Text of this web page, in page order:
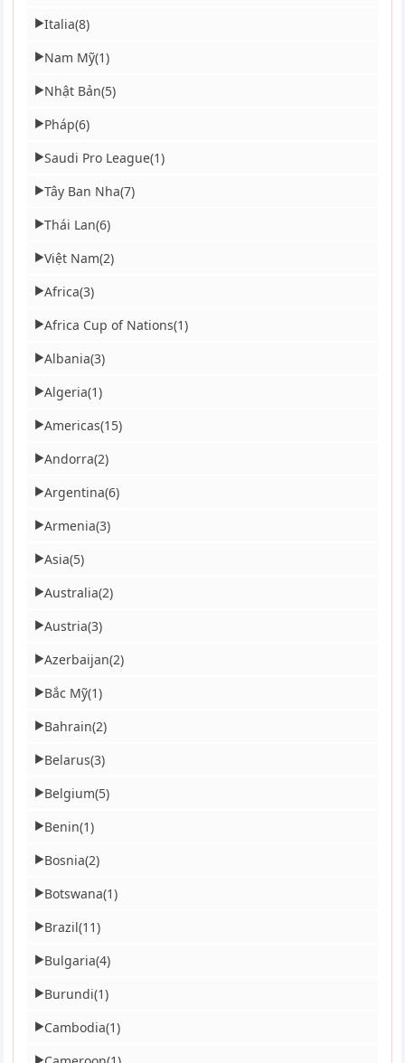
▶Italia(8)
▶Nam Mỹ(1)
▶Nhật Bản(5)
▶Pháp(6)
▶Saudi Pro League(1)
▶Tây Ban Nha(7)
▶Thái Lan(6)
▶Việt Nam(2)
▶Africa(3)
▶Africa Cup of Nations(1)
▶Albania(3)
▶Algeria(1)
▶Americas(15)
▶Andorra(2)
▶Argentina(6)
▶Armenia(3)
▶Asia(5)
▶Australia(2)
▶Austria(3)
▶Azerbaijan(2)
▶Bắc Mỹ(1)
▶Bahrain(2)
▶Belarus(3)
▶Belgium(5)
▶Benin(1)
▶Bosnia(2)
▶Botswana(1)
▶Brazil(11)
▶Bulgaria(4)
▶Burundi(1)
▶Cambodia(1)